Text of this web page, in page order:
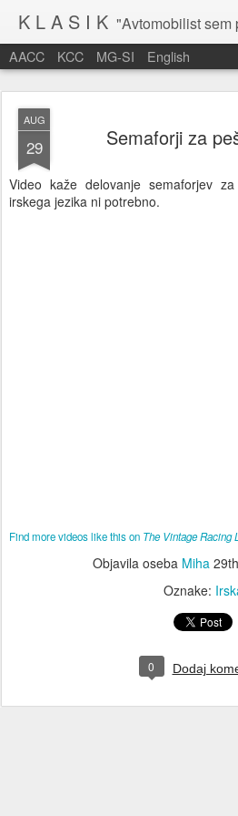
K L A S I K "Avtomobilist sem postal zaradi želje po potovanju
AACC KCC MG-SI English
AUG
29 Semaforji za
Video kaže delovanje semaforjev
irskega jezika ni potrebno.
Find more videos like this on The Vintage Racing
Objavila oseba Miha
Oznake:
0 Dodaj